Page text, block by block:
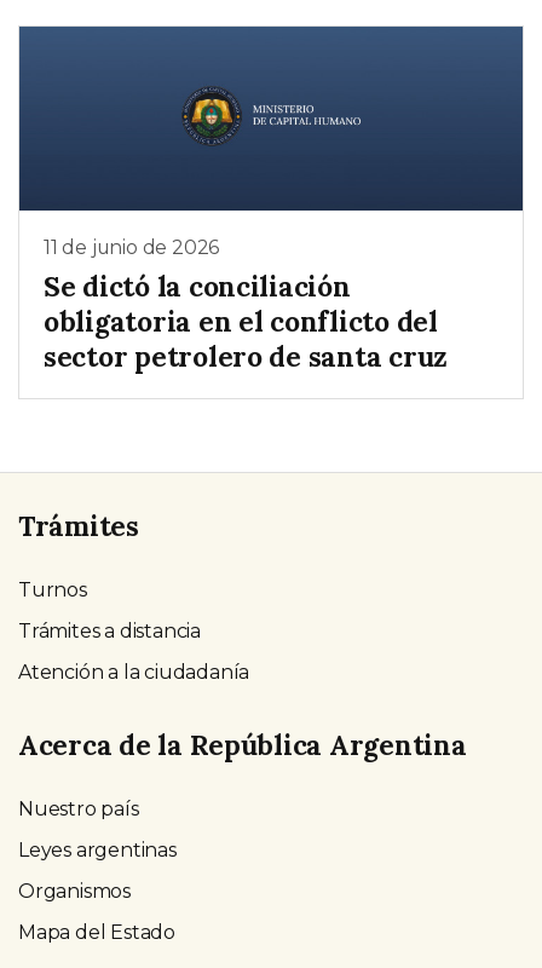
11 de junio de 2026
Se dictó la conciliación
obligatoria en el conflicto del
sector petrolero de santa cruz
Trámites
Turnos
Trámites a distancia
Atención a la ciudadanía
Acerca de la República Argentina
Nuestro país
Leyes argentinas
Organismos
Mapa del Estado